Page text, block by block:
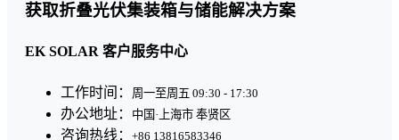
获取折叠光伏集装箱与储能解决方案
EK SOLAR 客户服务中心
工作时间： 周一至周五 09:30 - 17:30
办公地址： 中国·上海市 奉贤区
咨询热线： +86 13816583346